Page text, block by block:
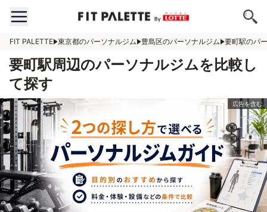
FIT PALETTE 東京都のパーソナルジム 豊島区のパーソナルジム 要町駅のパ
要町駅周辺のパーソナルジムを比較し
て探す